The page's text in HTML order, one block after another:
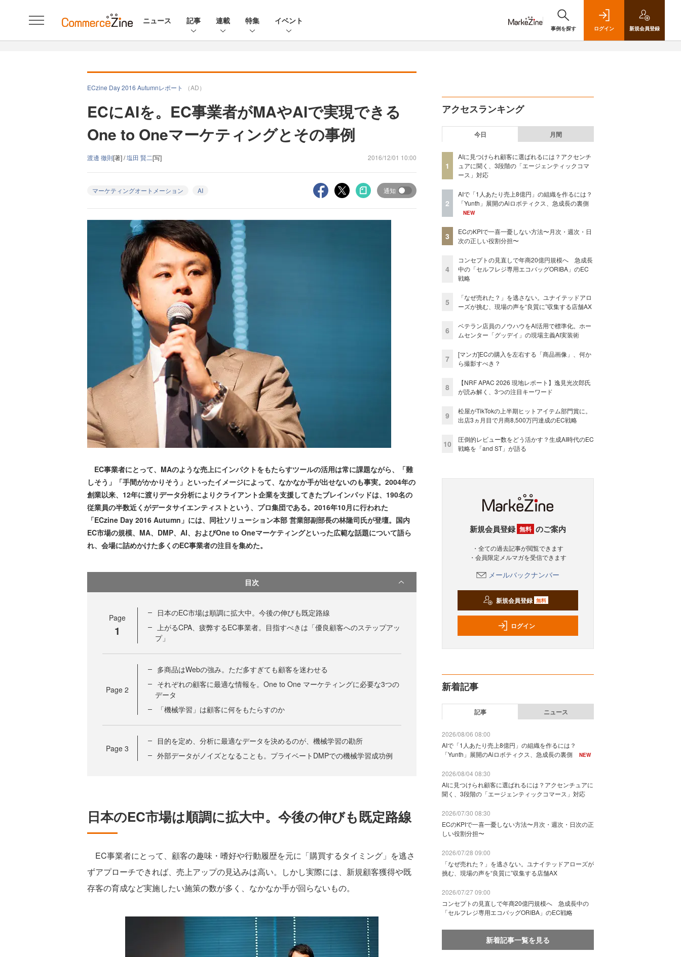
ニュース 記事 連載 特集 イベント
事例を探す ログイン 新規会員登録
ECzine Day 2016 Autumnレポート （AD）
ECにAIを。EC事業者がMAやAIで実現できる
One to Oneマーケティングとその事例
渡邊 徹則[著] /塩田 賢二[写] 2016/12/01 10:00
マーケティングオートメーション AI 通知
EC事業者にとって、MAのような売上にインパクトをもたらすツールの活用は常に課題ながら、「難
しそう」「手間がかかりそう」といったイメージによって、なかなか手が出せないのも事実。2004年の
創業以来、12年に渡りデータ分析によりクライアント企業を支援してきたブレインパッドは、190名の
従業員の半数近くがデータサイエンティストという、プロ集団である。2016年10月に行われた
「ECzine Day 2016 Autumn」には、同社ソリューション本部 営業部副部長の林隆司氏が登壇。国内
EC市場の規模、MA、DMP、AI、およびOne to Oneマーケティングといった広範な話題について語ら
れ、会場に詰めかけた多くのEC事業者の注目を集めた。
目次
Page
1
日本のEC市場は順調に拡大中。今後の伸びも既定路線
上がるCPA、疲弊するEC事業者。目指すべきは「優良顧客へのステップアッ
プ」
Page 2
多商品はWebの強み。ただ多すぎても顧客を迷わせる
それぞれの顧客に最適な情報を。One to One マーケティングに必要な3つの
データ
「機械学習」は顧客に何をもたらすのか
Page 3
目的を定め、分析に最適なデータを決めるのが、機械学習の勘所
外部データがノイズとなることも。プライベートDMPでの機械学習成功例
日本のEC市場は順調に拡大中。今後の伸びも既定路線
EC事業者にとって、顧客の趣味・嗜好や行動履歴を元に「購買するタイミング」を逃さ
ずアプローチできれば、売上アップの見込みは高い。しかし実際には、新規顧客獲得や既
存客の育成など実施したい施策の数が多く、なかなか手が回らないもの。
アクセスランキング
今日 月間
1
AIに見つけられ顧客に選ばれるには？アクセンチ
ュアに聞く、3段階の「エージェンティックコマ
ース」対応
2
AIで「1人あたり売上8億円」の組織を作るには？
「Yunth」展開のAiロボティクス、急成長の裏側
NEW
3
ECのKPIで一喜一憂しない方法〜月次・週次・日
次の正しい役割分担〜
4
コンセプトの見直しで年商20億円規模へ 急成長
中の「セルフレジ専用エコバッグORIBA」のEC
戦略
5
「なぜ売れた？」を逃さない。ユナイテッドアロ
ーズが挑む、現場の声を“良質に”収集する店舗AX
6
ベテラン店員のノウハウをAI活用で標準化。ホー
ムセンター「グッデイ」の現場主義AI実装術
7
[マンガ]ECの購入を左右する「商品画像」、何か
ら撮影すべき？
8
【NRF APAC 2026 現地レポート】逸見光次郎氏
が読み解く、3つの注目キーワード
9
松屋がTikTokの上半期ヒットアイテム部門賞に。
出店3ヵ月目で月商8,500万円達成のEC戦略
10
圧倒的レビュー数をどう活かす？生成AI時代のEC
戦略を「and ST」が語る
新規会員登録 無料 のご案内
・全ての過去記事が閲覧できます
・会員限定メルマガを受信できます
メールバックナンバー
新規会員登録 無料
ログイン
新着記事
記事 ニュース
2026/08/06 08:00
AIで「1人あたり売上8億円」の組織を作るには？
「Yunth」展開のAiロボティクス、急成長の裏側
NEW
2026/08/04 08:30
AIに見つけられ顧客に選ばれるには？アクセンチュアに
聞く、3段階の「エージェンティックコマース」対応
2026/07/30 08:30
ECのKPIで一喜一憂しない方法〜月次・週次・日次の正
しい役割分担〜
2026/07/28 09:00
「なぜ売れた？」を逃さない。ユナイテッドアローズが
挑む、現場の声を“良質に”収集する店舗AX
2026/07/27 09:00
コンセプトの見直しで年商20億円規模へ 急成長中の
「セルフレジ専用エコバッグORIBA」のEC戦略
新着記事一覧を見る